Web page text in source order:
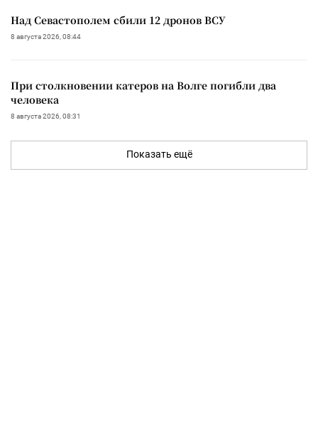
Над Севастополем сбили 12 дронов ВСУ
8 августа 2026, 08:44
При столкновении катеров на Волге погибли два
человека
8 августа 2026, 08:31
Показать ещё